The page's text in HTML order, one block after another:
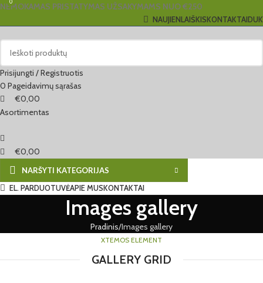
NEMOKAMAS PRISTATYMAS UŽSAKYMAMS NUO €250
NAUJIENLAIŠKISKONTAKTAIDUK
Prisijungti / Registruotis
0 Pageidavimų sąrašas
0
€0,00
Asortimentas
0
€0,00
NARŠYTI KATEGORIJAS
EL. PARDUOTUVĖAPIE MUSKONTAKTAI
Images gallery
Pradinis Images gallery
XTEMOS ELEMENT
GALLERY GRID